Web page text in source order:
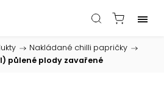
/ Nakládané chilli papričky /
půlené plody zavařené